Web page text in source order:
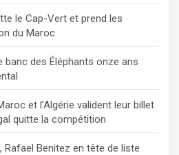
le Cap-Vert et prend les
du Maroc
banc des Éléphants onze ans
et l’Algérie valident leur billet
quitte la compétition
Rafael Benitez en tête de liste